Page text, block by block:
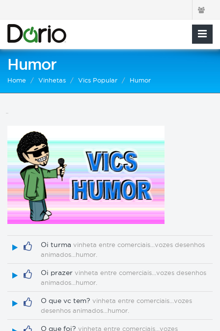
Humor
Home Vinhetas Vics Popular Humor
Oi turma vinheta entre comerciais...vozes desenhos
animados...humor.
Oi prazer vinheta entre comerciais...vozes desenhos
animados...humor.
O que vc tem? vinheta entre comerciais...vozes
desenhos animados...humor.
O que foi? vinheta entre comerciais...vozes